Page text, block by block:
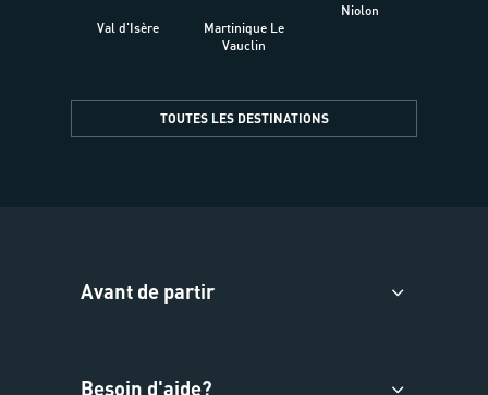
Val d'Isère
Martinique Le
Vauclin
Niolon
TOUTES LES DESTINATIONS
Avant de partir
Besoin d'aide?